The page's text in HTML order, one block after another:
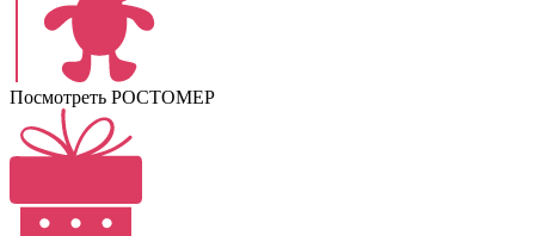
Посмотреть РОСТОМЕР